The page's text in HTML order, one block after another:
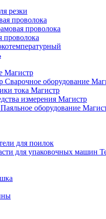
резки
проволока
проволока
проволока
Магистр
Сварочное оборудование
тока Магистр
измерения Магистр
Паяльное оборудование
для поилок